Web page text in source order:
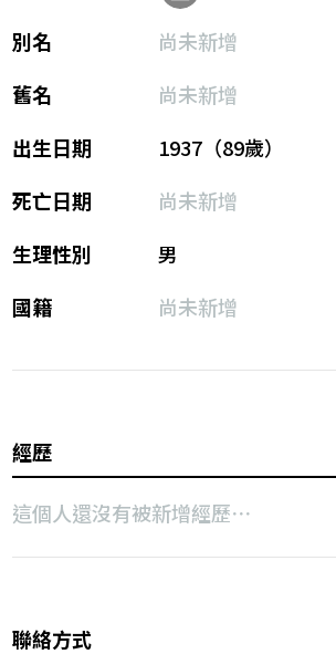
別名
尚未新增
舊名
尚未新增
出生日期
1937（89歲）
死亡日期
尚未新增
生理性別
男
國籍
尚未新增
經歷
這個人還沒有被新增經歷⋯
聯絡方式